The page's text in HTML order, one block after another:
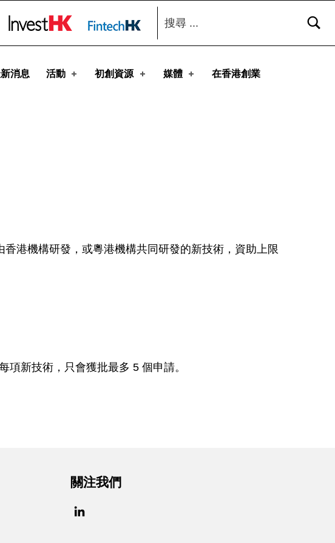
消息 活動 初創資源 媒體 在香港創業
搜尋：
港機構研發，或粵港機構共同研發的新技術，資助上限
新技術，只會獲批最多 5 個申請。
關注我們